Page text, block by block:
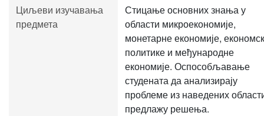
Циљеви изучавања
предмета
Стицање основних знања у
области микроекономије,
монетарне економије,
политике и међународне
економије. Оспособљавање
студената да анализирају
проблеме из наведених
предлажу решења.